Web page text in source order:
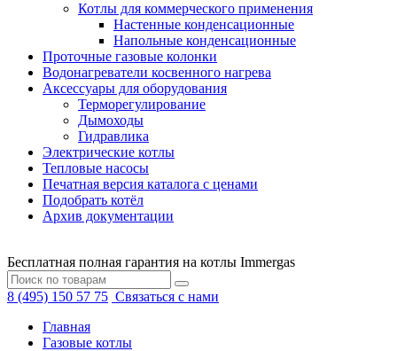
Котлы для коммерческого применения
Настенные конденсационные
Напольные конденсационные
Проточные газовые колонки
Водонагреватели косвенного нагрева
Аксессуары для оборудования
Терморегулирование
Дымоходы
Гидравлика
Электрические котлы
Тепловые насосы
Печатная версия каталога с ценами
Подобрать котёл
Архив документации
Бесплатная полная гарантия на котлы Immergas
8 (495) 150 57 75 Связаться с нами
Главная
Газовые котлы